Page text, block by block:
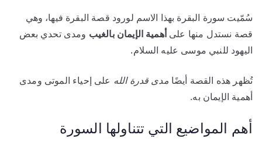
سُمّيت سورة البقرة بهذا الاسم لورود قصة البقرة فيها، وهي
قصة نستدل منها علىأهمية الإيمان بالغيب ومدى تحدي بعض
اليهود للنبي موسى عليه السلام.
تُظهر هذه القصة أيضًا مدى قدرة الله على إحياء الموتى ومدى
أهمية الإيمان به.
أهم المواضيع التي تتناولها السورة